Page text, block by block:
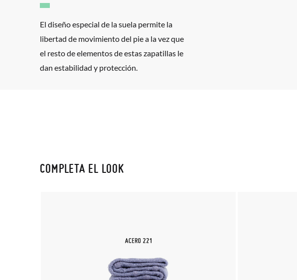
El diseño especial de la suela permite la
libertad de movimiento del pie a la vez que
el resto de elementos de estas zapatillas le
dan estabilidad y protección.
COMPLETA EL LOOK